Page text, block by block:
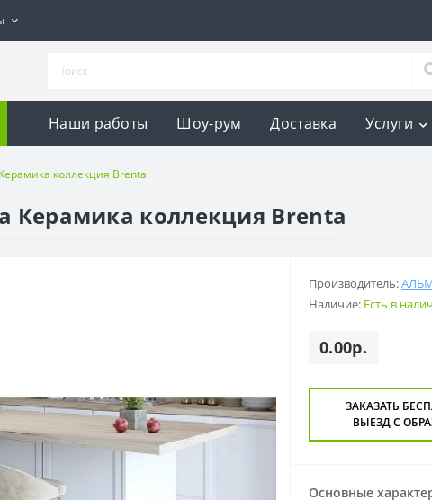
Наши работы Шоу-рум Доставка Услуги
коллекция Brenta
Керамика коллекция Brenta
Производитель:
Наличие: Есть в
0.00р.
ЗАКАЗАТЬ
ВЫЕЗД С
Основные